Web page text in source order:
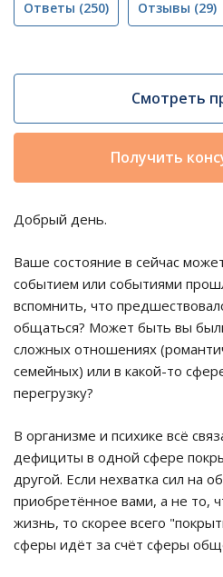
Ответы (250) Отзывы (29)
Смотреть
Получить
Добрый день.
Ваше состояние в сейчас
событием или событиями
вспомнить, что
общаться? Может быть вы
сложных отношениях
семейных) или в какой-то
перегрузку?
В организме и психике всё
дефициты в одной сфере
другой. Если нехватка сил на
приобретённое вами, а не то,
жизнь, то скорее всего
сферы идёт за счёт сферы